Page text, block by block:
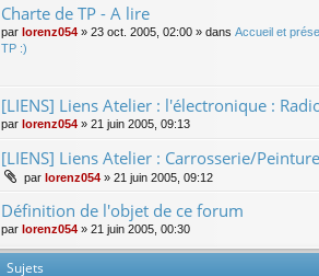
Charte de TP - A lire
par lorenz054 » 23 oct. 2005, 02:00 » dans Accueil et
TP :)
[LIENS] Liens Atelier : l'électronique :
par lorenz054 » 21 juin 2005, 09:13
[LIENS] Liens Atelier : Carrosserie/
par lorenz054 » 21 juin 2005, 09:12
Définition de l'objet de ce forum
par lorenz054 » 21 juin 2005, 00:30
Sujets